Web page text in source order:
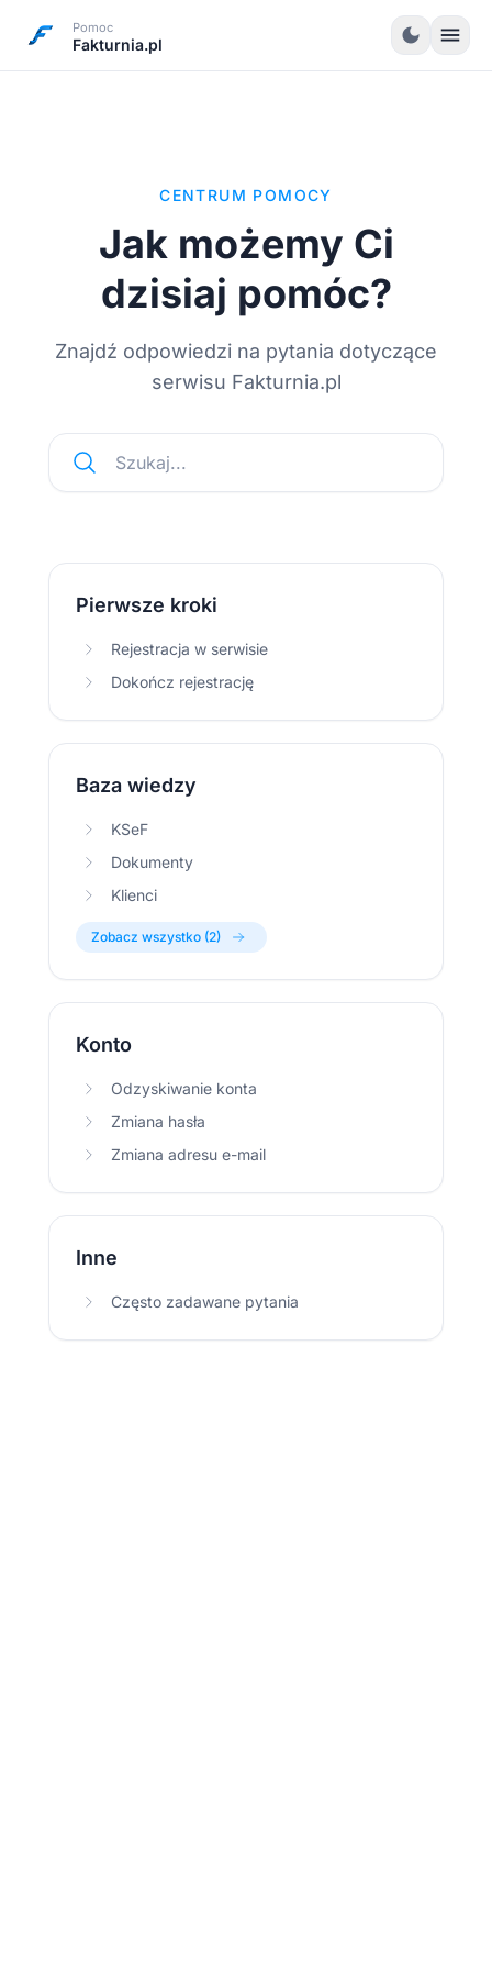
Pomoc
Fakturnia.pl dark_mode menu
CENTRUM POMOCY
Jak możemy Ci
dzisiaj pomóc?
Znajdź odpowiedzi na pytania dotyczące
serwisu Fakturnia.pl
Szukaj...
Pierwsze kroki
Rejestracja w serwisie
Dokończ rejestrację
Baza wiedzy
KSeF
Dokumenty
Klienci
Zobacz wszystko (2)
Konto
Odzyskiwanie konta
Zmiana hasła
Zmiana adresu e-mail
Inne
Często zadawane pytania